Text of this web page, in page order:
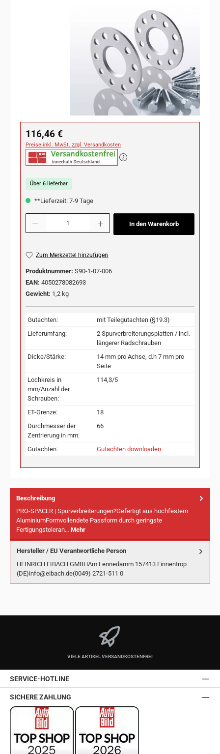
Regulärer Preis:
116,46 €
Preise inkl. MwSt. zzgl. Versandkosten
Über 6 lieferbar
**Lieferzeit: 7-9 Tage
Produkt Anzahl: Gib den gewünschten Wert ein oder benutze die Schaltflächen
In den Warenkorb
Zum Merkzettel hinzufügen
Produktnummer: S90-1-07-006
EAN: 4050278082693
Gewicht: 1,2 kg
Gutachten:
mit Teilegutachten (§19.3)
Lieferumfang:
2 Spurverbreiterungsplatten / incl.
längerer Radschrauben
Dicke/Stärke:
14 mm pro Achse, d.h 7 mm pro
Seite
Lochkreis in
mm/Anzahl der
Schrauben:
114,3/5
ET-Grenze:
18
Durchmesser der
Zentrierung in mm:
66
Gutachten: Gutachten downloaden
Beschreibung
PRO-SPACER | Spurverbreiterungen?Gefertigt aus hochfestem
AluminiumFormvollendete Passform durch geringste
Fertigungstoleran… Mehr
Hersteller / EU Verantwortliche Person
HEINRICH EIBACH GMBHAm Lennedamm 157413 Finnentrop
(DE)info@eibach.de(0049) 2721-511 0
VIELE ARTIKEL VERSANDKOSTENFREI
SERVICE-HOTLINE
SICHERE ZAHLUNG